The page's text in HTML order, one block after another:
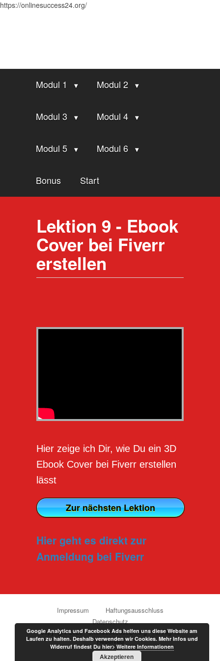
https://onlinesuccess24.org/
Modul 1 Modul 2
Modul 3 Modul 4
Modul 5 Modul 6
Bonus Start
Lektion 9 - Ebook
Cover bei Fiverr
erstellen
Hier zeige ich Dir, wie Du ein 3D
Ebook Cover bei Fiverr erstellen
lässt
Zur nächsten Lektion
Hier geht es direkt zur
Anmeldung bei Fiverr
Impressum
Haftungsausschluss
Datenschutz
Copyright 2020 - onlinesuccess24.org - All Rights
Reserved
Google Analytics und Facebook Ads helfen uns diese Website am
Laufen zu halten. Deshalb verwenden wir Cookies. Mehr Infos und
Widerruf findest Du hier> Weitere Informationen
Akzeptieren